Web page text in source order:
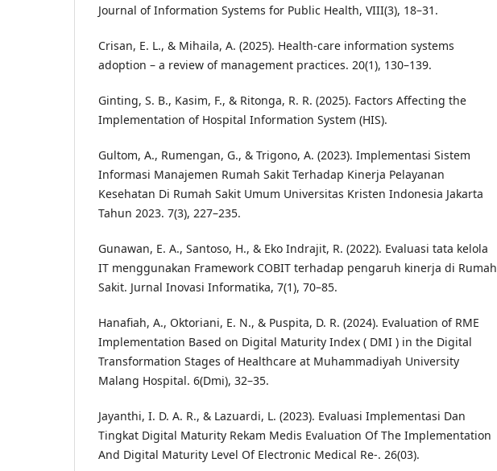
Journal of Information Systems for Public Health, VIII(3), 18–31.
Crisan, E. L., & Mihaila, A. (2025). Health-care information systems
adoption – a review of management practices. 20(1), 130–139.
Ginting, S. B., Kasim, F., & Ritonga, R. R. (2025). Factors Affecting the
Implementation of Hospital Information System (HIS).
Gultom, A., Rumengan, G., & Trigono, A. (2023). Implementasi Sistem
Informasi Manajemen Rumah Sakit Terhadap Kinerja Pelayanan
Kesehatan Di Rumah Sakit Umum Universitas Kristen Indonesia Jakarta
Tahun 2023. 7(3), 227–235.
Gunawan, E. A., Santoso, H., & Eko Indrajit, R. (2022). Evaluasi tata kelola
IT menggunakan Framework COBIT terhadap pengaruh kinerja di Rumah
Sakit. Jurnal Inovasi Informatika, 7(1), 70–85.
Hanafiah, A., Oktoriani, E. N., & Puspita, D. R. (2024). Evaluation of RME
Implementation Based on Digital Maturity Index ( DMI ) in the Digital
Transformation Stages of Healthcare at Muhammadiyah University
Malang Hospital. 6(Dmi), 32–35.
Jayanthi, I. D. A. R., & Lazuardi, L. (2023). Evaluasi Implementasi Dan
Tingkat Digital Maturity Rekam Medis Evaluation Of The Implementation
And Digital Maturity Level Of Electronic Medical Re-. 26(03).